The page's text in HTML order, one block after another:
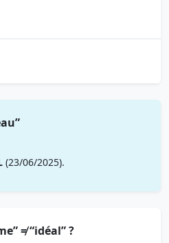
(23/06/2025).
≠ “idéal” ?